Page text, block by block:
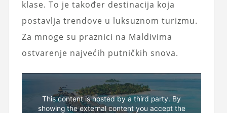
klase. To je također destinacija koja
postavlja trendove u luksuznom turizmu.
Za mnoge su praznici na Maldivima
ostvarenje najvećih putničkih snova.
This content is hosted by a third party. By
showing the external content you accept the